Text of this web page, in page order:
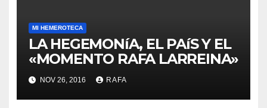
MI HEMEROTECA
LA HEGEMONíA, EL PAíS Y EL
«MOMENTO RAFA LARREINA»
NOV 26, 2016 RAFA